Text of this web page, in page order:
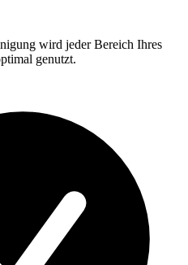
wird jeder Bereich Ihres
genutzt.